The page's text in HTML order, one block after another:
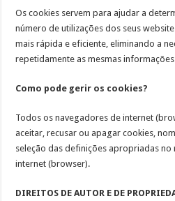
Os cookies servem para ajudar a
número de utilizações dos seus
mais rápida e eficiente, eliminando a
repetidamente as mesmas
Como pode gerir os cookies?
Todos os navegadores de internet
aceitar, recusar ou apagar cookies,
seleção das definições apropriadas
internet (browser).
DIREITOS DE AUTOR E DE